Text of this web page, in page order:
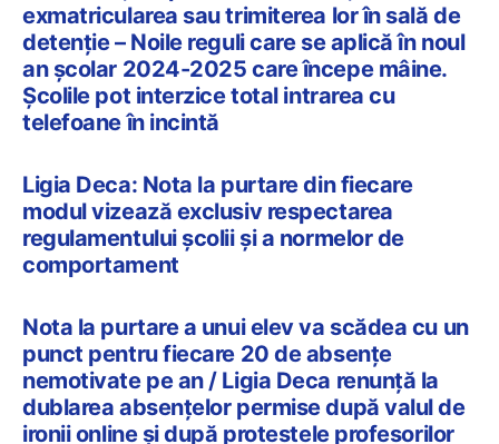
exmatricularea sau trimiterea lor în sală de
detenție – Noile reguli care se aplică în noul
an școlar 2024-2025 care începe mâine.
Școlile pot interzice total intrarea cu
telefoane în incintă
Ligia Deca: Nota la purtare din fiecare
modul vizează exclusiv respectarea
regulamentului școlii și a normelor de
comportament
Nota la purtare a unui elev va scădea cu un
punct pentru fiecare 20 de absențe
nemotivate pe an / Ligia Deca renunță la
dublarea absențelor permise după valul de
ironii online și după protestele profesorilor